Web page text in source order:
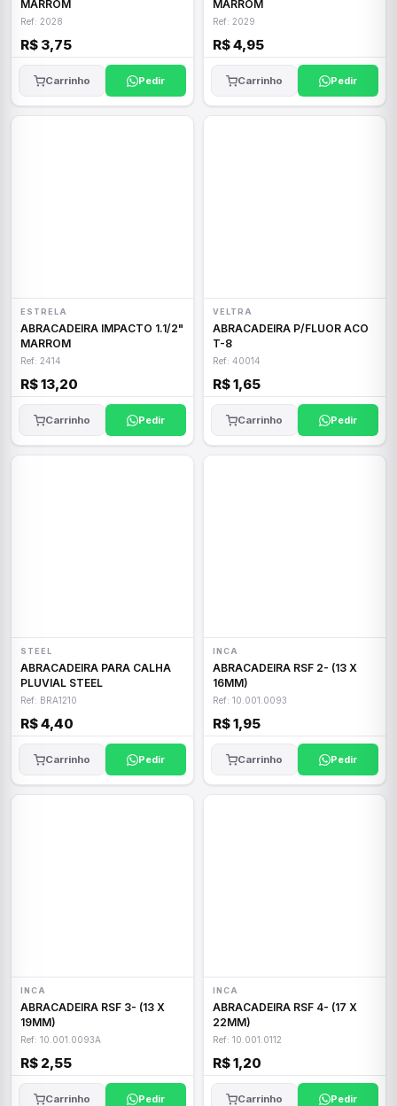
MARROM
Ref: 2028
R$ 3,75
Carrinho Pedir
MARROM
Ref: 2029
R$ 4,95
Carrinho Pedir
ESTRELA
ABRACADEIRA IMPACTO 1.1/2"
MARROM
Ref: 2414
R$ 13,20
Carrinho Pedir
VELTRA
ABRACADEIRA P/FLUOR ACO
T-8
Ref: 40014
R$ 1,65
Carrinho Pedir
STEEL
ABRACADEIRA PARA CALHA
PLUVIAL STEEL
Ref: BRA1210
R$ 4,40
Carrinho Pedir
INCA
ABRACADEIRA RSF 2- (13 X
16MM)
Ref: 10.001.0093
R$ 1,95
Carrinho Pedir
INCA
ABRACADEIRA RSF 3- (13 X
19MM)
Ref: 10.001.0093A
R$ 2,55
Carrinho Pedir
INCA
ABRACADEIRA RSF 4- (17 X
22MM)
Ref: 10.001.0112
R$ 1,20
Carrinho Pedir